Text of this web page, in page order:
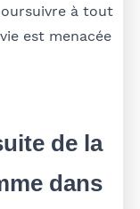
à tout
est menacée
de la
dans